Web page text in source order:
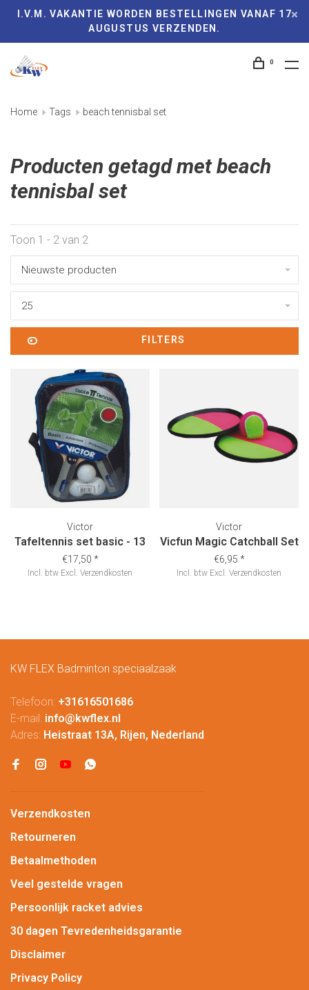
I.V.M. VAKANTIE WORDEN BESTELLINGEN VANAF 17
AUGUSTUS VERZENDEN.
0
Home Tags beach tennisbal set
Producten getagd met beach
tennisbal set
Toon 1 - 2 van 2
Nieuwste producten
25
FILTERS
Victor
Tafeltennis set basic - 13
€17,50 *
Incl. btw Excl. Verzendkosten
Victor
Vicfun Magic Catchball Set
€6,95 *
Incl. btw Excl. Verzendkosten
KW FLEX Badminton speciaalzaak
Telefoon: +31616501686
E-mail: info@kwflex.nl
Adres: Heistraat 13A, Rijen, Nederland
Verzendkosten
Retourneren
Betaalmethoden
Veel gestelde vragen
Persoonlijk racket advies
30 dagen Tevredenheidsgarantie
Disclaimer
Privacy Policy